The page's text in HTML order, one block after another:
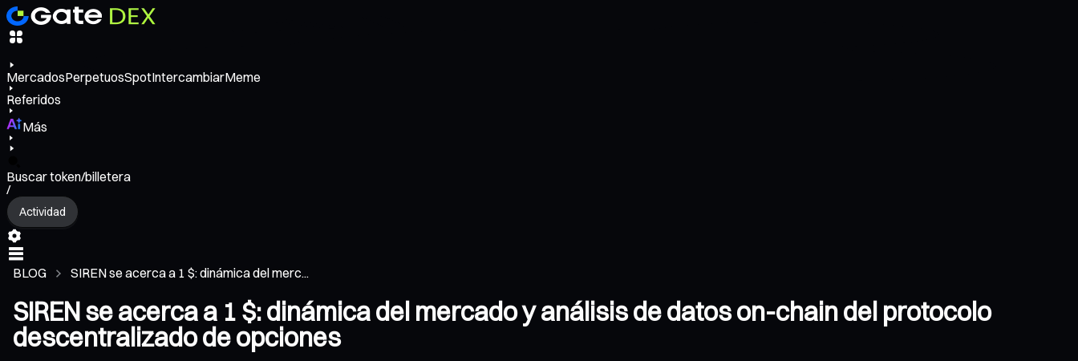
MercadosPerpetuosSpotIntercambiarMeme
Referidos
Más
Buscar token/billetera
/
Actividad
BLOG SIREN se acerca a 1 $: dinámica del merc...
SIREN se acerca a 1 $: dinámica del mercado y análisis de datos on-chain del protocolo
descentralizado de opciones